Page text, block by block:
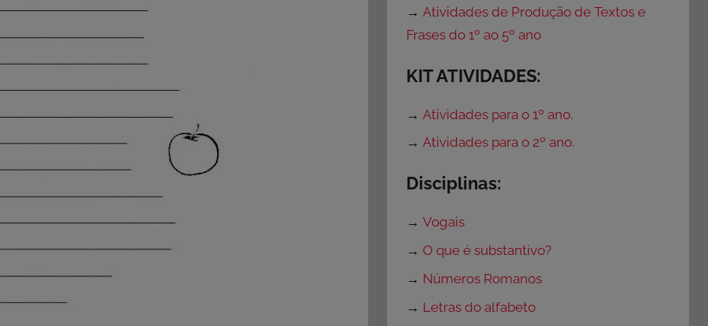
→Atividades de Produção de Textos e
Frases do 1º ao 5º ano
KIT ATIVIDADES:
→Atividades para o 1º ano.
→Atividades para o 2º ano.
Disciplinas:
→Vogais
→O que é substantivo?
→ Números Romanos
→ Letras do alfabeto